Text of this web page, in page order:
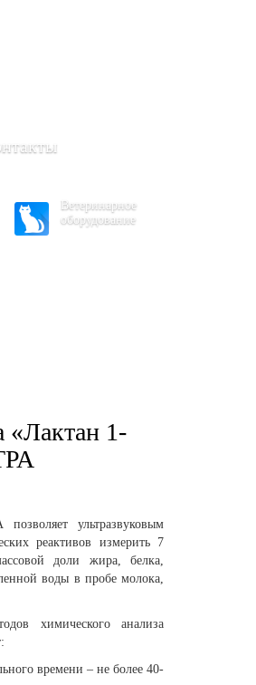
Ветеринарное
оборудование
«Лактан 1-
ультразвуковым
реактивов измерить 7
доли жира, белка,
воды в пробе молока,
химического анализа
времени – не более 40-